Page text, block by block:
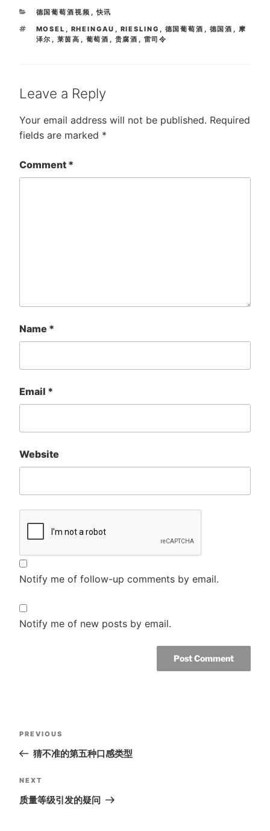
CATEGORIES
德国葡萄酒视频 ,快讯
TAGS
MOSEL , RHEINGAU , RIESLING , 德国葡萄酒 , 德国酒 , 摩
泽尔 , 莱茵高 , 葡萄酒 , 贵腐酒 , 雷司令
Leave a Reply
Your email address will not be published. Required
fields are marked *
Comment *
Name *
Email *
Website
Notify me of follow-up comments by email.
Notify me of new posts by email.
Post
navigation
Previous
Post
PREVIOUS
猜不准的第五种口感类型
Next
Post
NEXT
质量等级引发的疑问